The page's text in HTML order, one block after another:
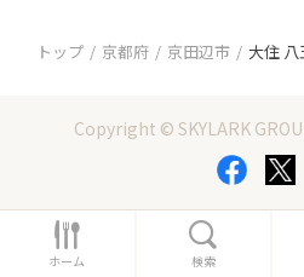
トップ 京都府 京田辺市 大住 八
Copyright © SKYLARK
ホ
ー
ホーム 索
検索